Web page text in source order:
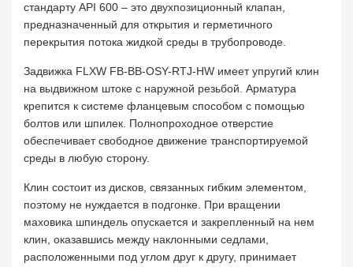
стандарту API 600 – это двухпозиционный клапан,
предназначенный для открытия и герметичного
перекрытия потока жидкой среды в трубопроводе.
Задвижка FLXW FB-BB-OSY-RTJ-HW имеет упругий клин
на выдвижном штоке с наружной резьбой. Арматура
крепится к системе фланцевым способом с помощью
болтов или шпилек. Полнопроходное отверстие
обеспечивает свободное движение транспортируемой
среды в любую сторону.
Клин состоит из дисков, связанных гибким элементом,
поэтому не нуждается в подгонке. При вращении
маховика шпиндель опускается и закрепленный на нем
клин, оказавшись между наклонными седлами,
расположенными под углом друг к другу, принимает